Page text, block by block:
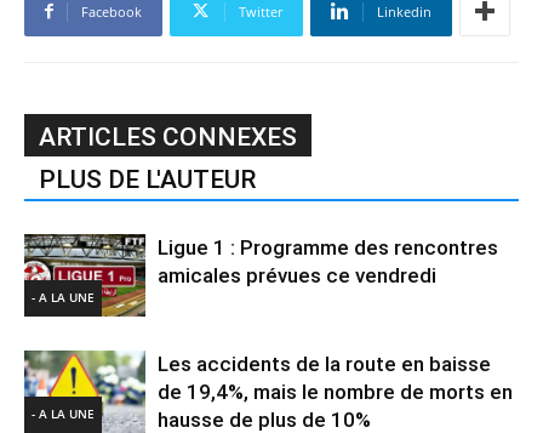
Facebook Twitter Linkedin
ARTICLES CONNEXES
PLUS DE L'AUTEUR
- A LA UNE
Ligue 1 : Programme des rencontres
amicales prévues ce vendredi
- A LA UNE
Les accidents de la route en baisse
de 19,4%, mais le nombre de morts en
hausse de plus de 10%